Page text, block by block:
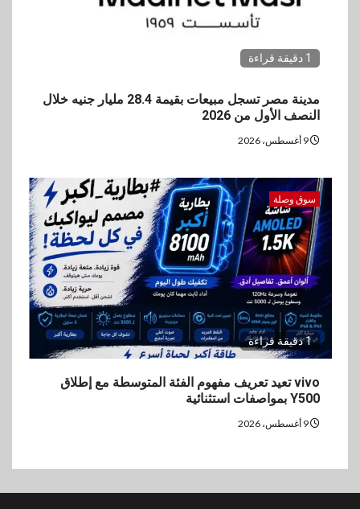
1 دقيقة قراءة
مدينة مصر تسجل مبيعات بقيمة 28.4 مليار جنيه خلال
النصف الأول من 2026
سوق وصلة
1 دقيقة قراءة
vivo تعيد تعريف مفهوم الفئة المتوسطة مع إطلاق
Y500 بمواصفات استثنائية